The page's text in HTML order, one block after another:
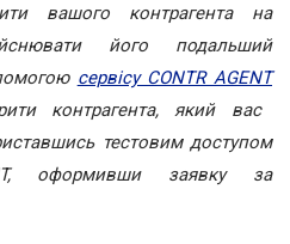
вашого контрагента на
його подальший
сервісу CONTR AGENT
контрагента, який вас
тестовим доступом
оформивши заявку за